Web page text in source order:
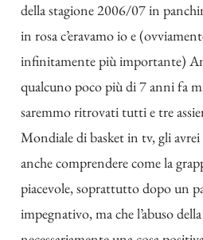
della stagione 2006/07 in
in rosa c’eravamo io e
infinitamente più importante)
qualcuno poco più di 7 anni fa
saremmo ritrovati tutti e tre
Mondiale di basket in tv, gli
anche comprendere come la
piacevole, soprattutto dopo un
impegnativo, ma che l’abuso